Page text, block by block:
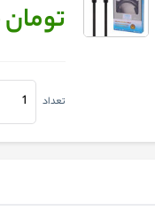
تومان 67,000
تعداد